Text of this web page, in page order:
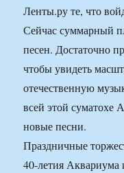
Ленты.ру те, что
Сейчас суммарный
песен. Достаточно
чтобы увидеть
отечественную
всей этой суматохе
новые песни.
Праздничные
40-летия